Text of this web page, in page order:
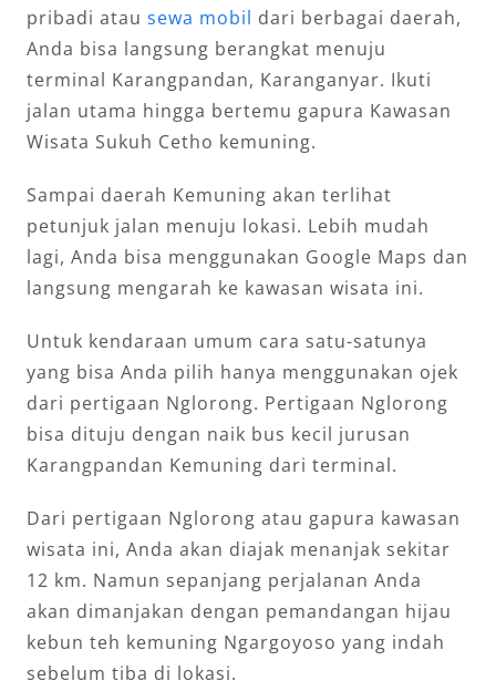
pribadi atau sewa mobil dari berbagai daerah,
Anda bisa langsung berangkat menuju
terminal Karangpandan, Karanganyar. Ikuti
jalan utama hingga bertemu gapura Kawasan
Wisata Sukuh Cetho kemuning.
Sampai daerah Kemuning akan terlihat
petunjuk jalan menuju lokasi. Lebih mudah
lagi, Anda bisa menggunakan Google Maps dan
langsung mengarah ke kawasan wisata ini.
Untuk kendaraan umum cara satu-satunya
yang bisa Anda pilih hanya menggunakan ojek
dari pertigaan Nglorong. Pertigaan Nglorong
bisa dituju dengan naik bus kecil jurusan
Karangpandan Kemuning dari terminal.
Dari pertigaan Nglorong atau gapura kawasan
wisata ini, Anda akan diajak menanjak sekitar
12 km. Namun sepanjang perjalanan Anda
akan dimanjakan dengan pemandangan hijau
kebun teh kemuning Ngargoyoso yang indah
sebelum tiba di lokasi.